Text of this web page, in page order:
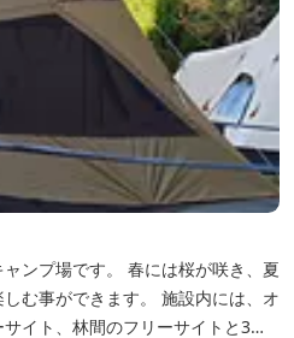
ンプ場です。 春には桜が咲き、夏
きます。 施設内には、オ
イト、林間のフリーサイトと3種